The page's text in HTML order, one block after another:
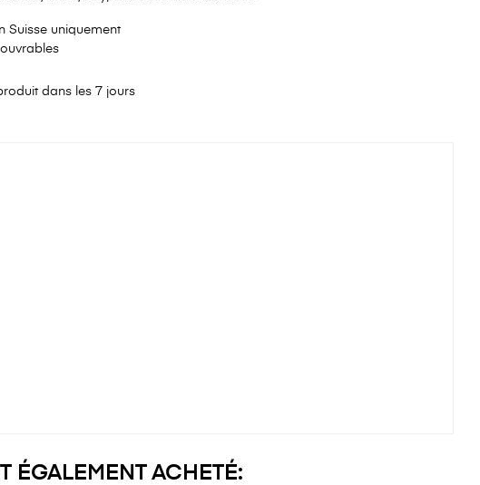
Suisse uniquement
dans les 7 jours
ÉGALEMENT ACHETÉ: